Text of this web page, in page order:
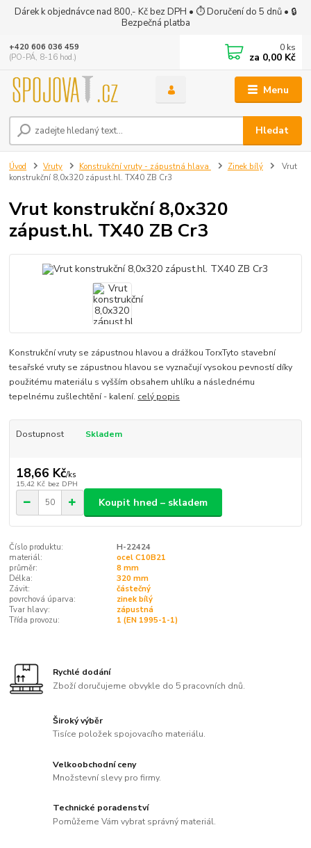
Dárek k objednávce nad 800,- Kč bez DPH • ⏱ Doručení do 5 dnů • 🔒
Bezpečná platba
Menu
Hledat
+420 606 036 459
(PO-PÁ, 8-16 hod.)
0 ks
za 0,00 Kč
Úvod Vruty Konstrukční vruty - zápustná hlava Zinek bílý
Vrut
konstrukční 8,0x320 zápust.hl. TX40 ZB Cr3
Vrut konstrukční 8,0x320
zápust.hl. TX40 ZB Cr3
Konstrukční vruty se zápustnou hlavou a drážkou TorxTyto stavební
tesařské vruty se zápustnou hlavou se vyznačují vysokou pevností díky
použitému materiálu s vyšším obsahem uhlíku a následnému
tepelnému zušlechtění - kalení. celý popis
Dostupnost Skladem
18,66 Kč/ks
15,42 Kč bez DPH
Koupit hned – skladem
Číslo produktu:
H-22424
materiál:
ocel C10B21
průměr:
8 mm
Délka:
320 mm
Závit:
částečný
povrchová úparva:
zinek bílý
Tvar hlavy:
zápustná
Třída provozu:
1 (EN 1995-1-1)
Rychlé dodání
Zboží doručujeme obvykle do 5 pracovních dnů.
Široký výběr
Tisíce položek spojovacího materiálu.
Velkoobchodní ceny
Množstevní slevy pro firmy.
Technické poradenství
Pomůžeme Vám vybrat správný materiál.